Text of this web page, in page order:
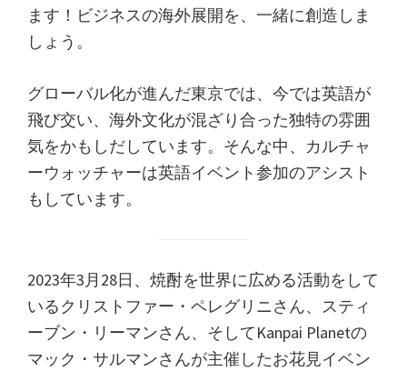
ます！ビジネスの海外展開を、一緒に創造しま
しょう。
グローバル化が進んだ東京では、今では英語が
飛び交い、海外文化が混ざり合った独特の雰囲
気をかもしだしています。そんな中、カルチャ
ーウォッチャーは英語イベント参加のアシスト
もしています。
2023年3月28日、焼酎を世界に広める活動をして
いるクリストファー・ペレグリニさん、スティ
ーブン・リーマンさん、そしてKanpai Planetの
マック・サルマンさんが主催したお花見イベン